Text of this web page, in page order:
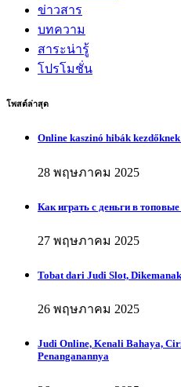
ข่าวสาร
บทความ
สาระน่ารู้
โปรโมชั่น
โพสต์ล่าสุด
Online kaszinó hibák
28 พฤษภาคม 2025
Как играть с деньги в
27 พฤษภาคม 2025
Tobat dari Judi Slot,
26 พฤษภาคม 2025
Judi Online, Kenali Bahaya,
Penanganannya